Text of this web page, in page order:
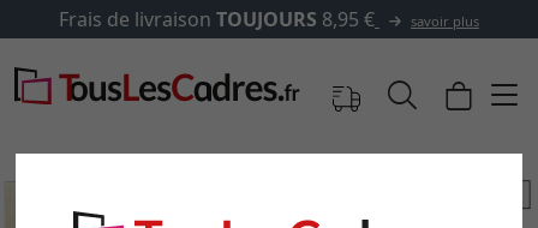
Frais de livraison TOUJOURS 8,95 € savoir plus